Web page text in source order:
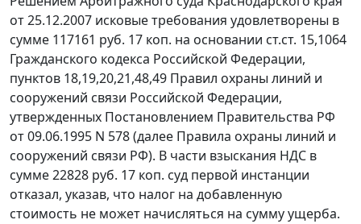
от 25.12.2007 исковые требования удовлетворены в
сумме 117161 руб. 17 коп. на основании ст.ст. 15,1064
Гражданского кодекса Российской Федерации,
пунктов 18,19,20,21,48,49 Правил охраны линий и
сооружений связи Российской Федерации,
утвержденных Постановлением Правительства РФ
от 09.06.1995 N 578 (далее Правила охраны линий и
сооружений связи РФ). В части взыскания НДС в
сумме 22828 руб. 17 коп. суд первой инстанции
отказал, указав, что налог на добавленную
стоимость не может начисляться на сумму ущерба.